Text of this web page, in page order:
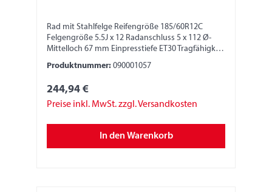
Rad mit Stahlfelge Reifengröße 185/60R12C
Felgengröße 5.5J x 12 Radanschluss 5 x 112 Ø-
Mittelloch 67 mm Einpresstiefe ET30 Tragfähigkeit
900 kg LI 104N
Produktnummer: 090001057
244,94 €
Preise inkl. MwSt. zzgl. Versandkosten
In den Warenkorb